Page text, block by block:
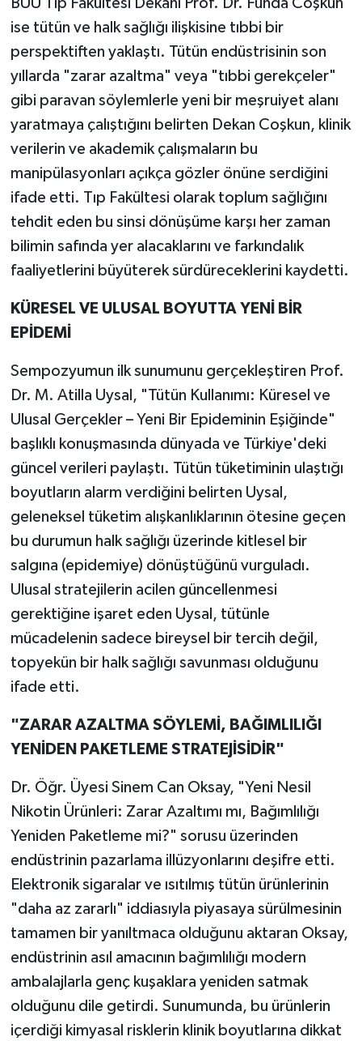
BUÜ Tıp Fakültesi Dekanı Prof. Dr. Funda Coşkun
ise tütün ve halk sağlığı ilişkisine tıbbi bir
perspektiften yaklaştı. Tütün endüstrisinin son
yıllarda "zarar azaltma" veya "tıbbi gerekçeler"
gibi paravan söylemlerle yeni bir meşruiyet alanı
yaratmaya çalıştığını belirten Dekan Coşkun, klinik
verilerin ve akademik çalışmaların bu
manipülasyonları açıkça gözler önüne serdiğini
ifade etti. Tıp Fakültesi olarak toplum sağlığını
tehdit eden bu sinsi dönüşüme karşı her zaman
bilimin safında yer alacaklarını ve farkındalık
faaliyetlerini büyüterek sürdüreceklerini kaydetti.
KÜRESEL VE ULUSAL BOYUTTA YENİ BİR
EPİDEMİ
Sempozyumun ilk sunumunu gerçekleştiren Prof.
Dr. M. Atilla Uysal, "Tütün Kullanımı: Küresel ve
Ulusal Gerçekler – Yeni Bir Epideminin Eşiğinde"
başlıklı konuşmasında dünyada ve Türkiye'deki
güncel verileri paylaştı. Tütün tüketiminin ulaştığı
boyutların alarm verdiğini belirten Uysal,
geleneksel tüketim alışkanlıklarının ötesine geçen
bu durumun halk sağlığı üzerinde kitlesel bir
salgına (epidemiye) dönüştüğünü vurguladı.
Ulusal stratejilerin acilen güncellenmesi
gerektiğine işaret eden Uysal, tütünle
mücadelenin sadece bireysel bir tercih değil,
topyekün bir halk sağlığı savunması olduğunu
ifade etti.
"ZARAR AZALTMA SÖYLEMİ, BAĞIMLILIĞI
YENİDEN PAKETLEME STRATEJİSİDİR"
Dr. Öğr. Üyesi Sinem Can Oksay, "Yeni Nesil
Nikotin Ürünleri: Zarar Azaltımı mı, Bağımlılığı
Yeniden Paketleme mi?" sorusu üzerinden
endüstrinin pazarlama illüzyonlarını deşifre etti.
Elektronik sigaralar ve ısıtılmış tütün ürünlerinin
"daha az zararlı" iddiasıyla piyasaya sürülmesinin
tamamen bir yanıltmaca olduğunu aktaran Oksay,
endüstrinin asıl amacının bağımlılığı modern
ambalajlarla genç kuşaklara yeniden satmak
olduğunu dile getirdi. Sunumunda, bu ürünlerin
içerdiği kimyasal risklerin klinik boyutlarına dikkat